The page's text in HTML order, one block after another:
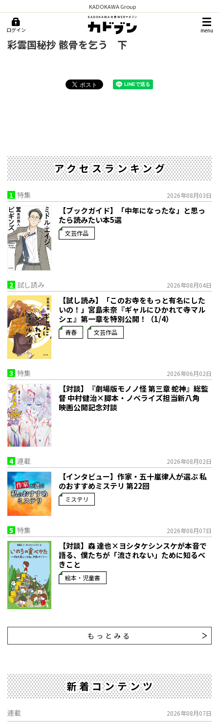
KADOKAWA Group
ログイン menu
彩雲国秘抄 骸骨を乞う 下
アクセスランキング
1 特集 2026年08月03日
【ブックガイド】「中年になったな」と思っ
たら読みたい本5選
文芸作品
2 試し読み 2026年08月04日
【試し読み】「このお寺をもっと有名にした
いの！」宮島未奈『ギャルにひかれて寺マル
シェ』第一章を特別公開！（1/4）
青春 文芸作品
3 特集 2026年06月02日
【対談】『劇場版モノノ怪 第三章 蛇神』総監
督 中村健治×脚本・ノベライズ担当新八角
映画公開記念対談
4 連載 2026年08月02日
【インタビュー】作家・五十嵐律人が選ぶ 私
のおすすめミステリ 第22回
ミステリ
5 特集 2026年08月07日
【対談】森 達也×ヨシタケシンスケが本音で
語る、僕たちが「流されない」ために知るべ
きこと
絵本・児童書
もっとみる
新着コンテンツ
連載 2026年08月07日